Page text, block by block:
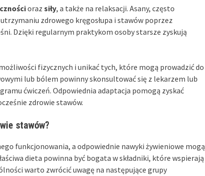
oraz siły, a także na relaksacji. Asany, często
zdrowego kręgosłupa i stawów poprzez
Dzięki regularnym praktykom osoby starsze zyskują
fizycznych i unikać tych, które mogą prowadzić do
lub bólem powinny skonsultować się z lekarzem lub
ćwiczeń. Odpowiednia adaptacja pomogą zyskać
zdrowie stawów.
stawów?
funkcjonowania, a odpowiednie nawyki żywieniowe mogą
dieta powinna być bogata w składniki, które wspierają
warto zwrócić uwagę na następujące grupy